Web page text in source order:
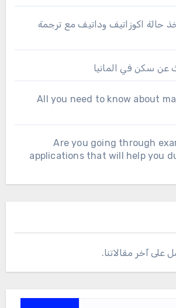
حالة اكوزاتيف وداتيف مع ترجمة
سكن في المانيا
All you need to know about
Are you going through
applications that will help you
آخر مقالاتنا.